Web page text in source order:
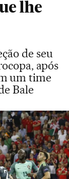
lhe
de seu
após
um time
Bale